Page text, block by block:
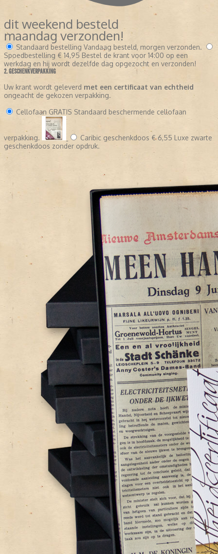
dit weekend besteld
maandag verzonden!
Standaard bestelling Vandaag besteld, morgen verzonden.
Spoedbestelling € 14,95 Bestel de krant voor 14:00 op een
werkdag en hij wordt dezelfde dag opgezocht en verzonden!
2. GESCHENKVERPAKKING
Uw krant wordt geleverd met een certificaat van echtheid
ongeacht de gekozen verpakking.
Cellofaan GRATIS Standaard beschermende cellofaan
verpakking. Caribic geschenkdoos € 6,55 Luxe zwarte
geschenkdoos zonder opdruk.